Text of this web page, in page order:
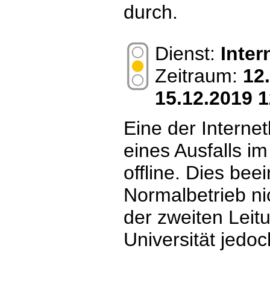
durch.
Dienst:
Zeitraum:
15.12.2019
Eine der
eines Ausfalls
offline. Dies
Normalbetrieb
der zweiten
Universität